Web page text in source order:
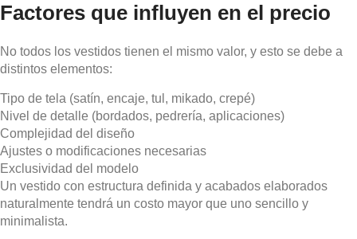
Factores que influyen en el precio
No todos los vestidos tienen el mismo valor, y esto se debe a
distintos elementos:
Tipo de tela (satín, encaje, tul, mikado, crepé)
Nivel de detalle (bordados, pedrería, aplicaciones)
Complejidad del diseño
Ajustes o modificaciones necesarias
Exclusividad del modelo
Un vestido con estructura definida y acabados elaborados
naturalmente tendrá un costo mayor que uno sencillo y
minimalista.